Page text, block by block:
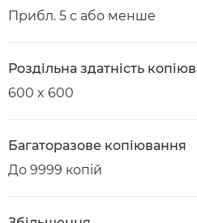
Прибл. 5 с або менше
Роздільна здатність
600 x 600
Багаторазове копіювання
До 9999 копій